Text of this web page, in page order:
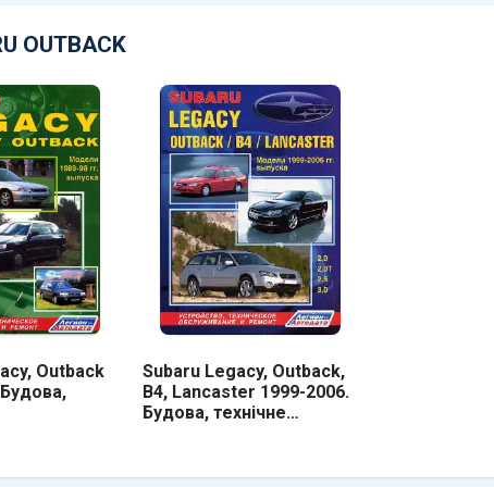
OUTBACK
Outback
Subaru Legacy, Outback,
B4, Lancaster 1999-2006.
Будова, технічне